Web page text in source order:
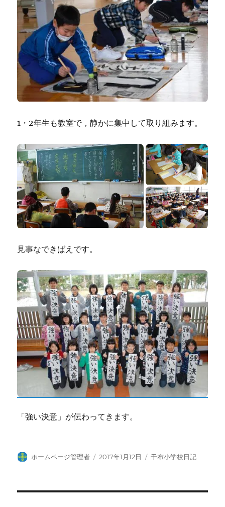
1・2年生も教室で，静かに集中して取り組みます。
見事なできばえです。
「強い決意」が伝わってきます。
投
ホームページ管理者
投
2017年1月12日
カ
干布小学校日記